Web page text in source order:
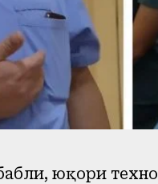
юқори